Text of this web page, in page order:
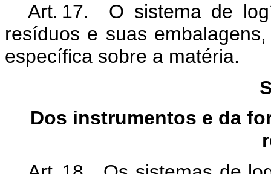
Art. 17. O sistema de
resíduos e suas
específica sobre a matéria.
Dos instrumentos e da